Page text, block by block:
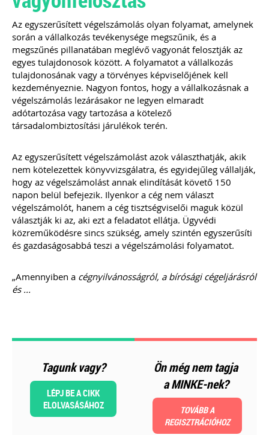
ajánlásával került kidolgozásra ez az
életszerű, mindenre kiterjedő és
könnyen értelmezhető
szerződésminta, mely megalapozza a
bizalmat a könyvelő és ügyfele között.
Kiadványunk kizárólag online
formában elérhető!
TAGJAINK INGYENESEN LETÖLTHETIK -
A letöltések menüpont alatt!
MEGRENDELEM
Még több szakmai kiadvány »
Szakmai sarok
Külföldi gazdálkodó
magyarországi
Az egyszerűsített végelszámolás olyan folyamat, amelynek
során a vállalkozás tevékenysége megszűnik, és a
megszűnés pillanatában meglévő vagyonát felosztják az
egyes tulajdonosok között. A folyamatot a vállalkozás
tulajdonosának vagy a törvényes képviselőjének kell
kezdeményeznie. Nagyon fontos, hogy a vállalkozásnak a
végelszámolás lezárásakor ne legyen elmaradt
adótartozása vagy tartozása a kötelező
társadalombiztosítási járulékok terén.
Az egyszerűsített végelszámolást azok választhatják, akik
nem kötelezettek könyvvizsgálatra, és egyidejűleg vállalják,
hogy az végelszámolást annak elindítását követő 150
napon belül befejezik. Ilyenkor a cég nem választ
végelszámolót, hanem a cég tisztségviselői maguk közül
választják ki az, aki ezt a feladatot ellátja. Ügyvédi
közreműködésre sincs szükség, amely szintén egyszerűsíti
és gazdaságosabbá teszi a végelszámolási folyamatot.
„Amennyiben a cégnyilvánosságról, a bírósági cégeljárásról
és ...
Tagunk vagy?
LÉPJ BE A CIKK
ELOLVASÁSÁHOZ
Ön még nem tagja
a MINKE-nek?
TOVÁBB A
REGISZTRÁCIÓHOZ